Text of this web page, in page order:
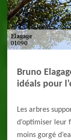
Bruno
idéals pour
Les arbres
d’optimiser leur
moins gorgé